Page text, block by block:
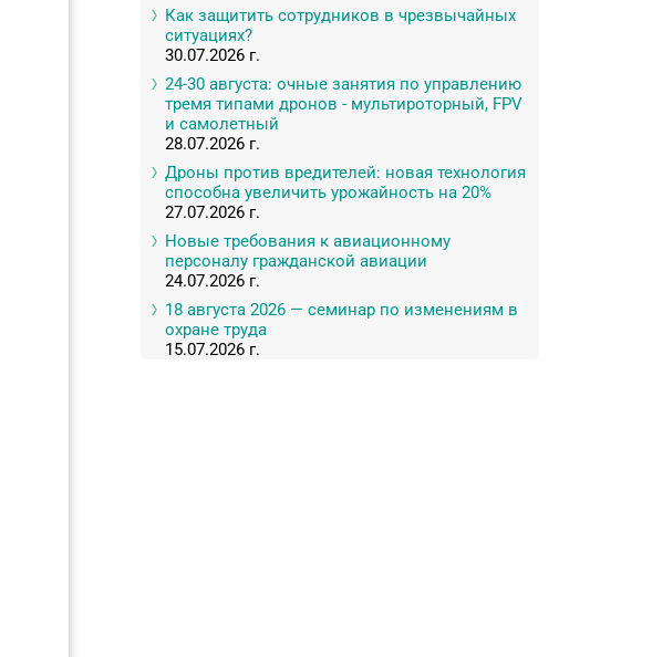
Как защитить сотрудников в чрезвычайных
ситуациях?
30.07.2026 г.
24-30 августа: очные занятия по управлению
тремя типами дронов - мультироторный, FPV
и самолетный
28.07.2026 г.
Дроны против вредителей: новая технология
способна увеличить урожайность на 20%
27.07.2026 г.
Новые требования к авиационному
персоналу гражданской авиации
24.07.2026 г.
18 августа 2026 — семинар по изменениям в
охране труда
15.07.2026 г.